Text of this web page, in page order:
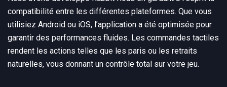
compatibilité entre les différentes plateformes. Que vous
utilisiez Android ou iOS, l’application a été optimisée pour
garantir des performances fluides. Les commandes tactiles
rendent les actions telles que les paris ou les retraits
naturelles, vous donnant un contrôle total sur votre jeu.